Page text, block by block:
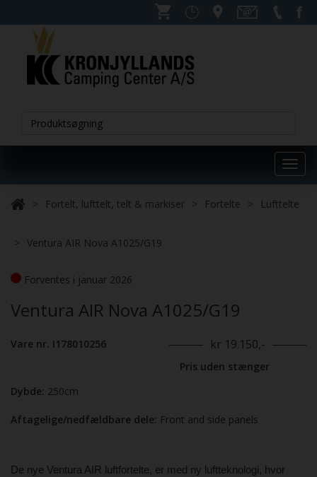
Fortelt, lufttelt, telt & markiser Fortelte Lufttelte
Ventura AIR Nova A1025/G19
Forventes i januar 2026
Ventura AIR Nova A1025/G19
Vare nr. I178010256 kr 19.150,-
Pris uden stænger
Dybde: 250cm
Aftagelige/nedfældbare dele: Front and side panels
De nye Ventura AIR luftfortelte, er med ny luftteknologi, hvor